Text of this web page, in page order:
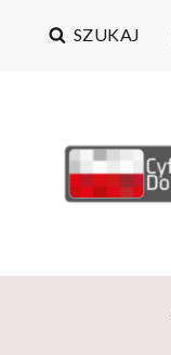
SZUKAJ